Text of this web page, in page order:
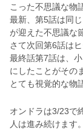
こった不思議な物
最新、第5話は同
が迎えた不思議な
さて次回第6話は
最終話第7話は、
にしたことがその
とても視覚的な物
オンドラは3/23で
人は進み続けます。